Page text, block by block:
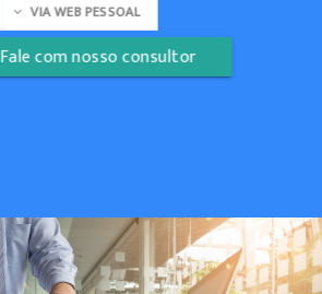
VIA WEB PESSOAL
Fale com nosso consultor